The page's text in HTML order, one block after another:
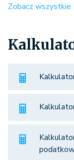
Zobacz wszystkie